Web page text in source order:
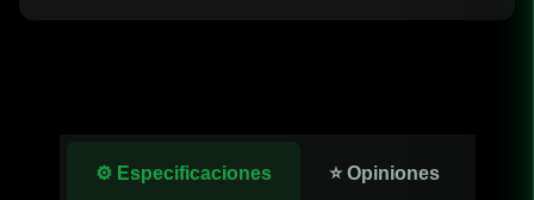
⚙️ Especificaciones ⭐ Opiniones